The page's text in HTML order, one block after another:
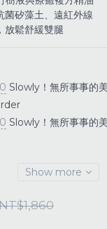
菌矽藻土、遠紅外線
放鬆舒緩雙腿
Slowly！無所事事的
Slowly！無所事事的
Show more